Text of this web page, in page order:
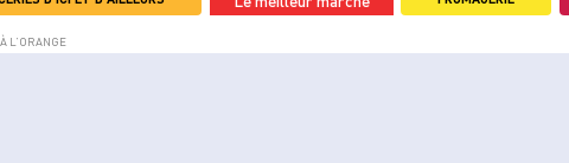
L’ORANGE